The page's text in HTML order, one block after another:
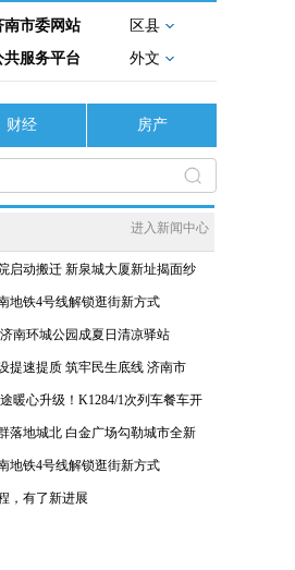
南市委网站
区县
共服务平台
外文
财经 房产
进入新闻中心
启动搬迁 新泉城大厦新址揭面纱
地铁4号线解锁逛街新方式
南环城公园成夏日清凉驿站
提速提质 筑牢民生底线 济南市
暖心升级！K1284/1次列车餐车开
落地城北 白金广场勾勒城市全新
地铁4号线解锁逛街新方式
，有了新进展